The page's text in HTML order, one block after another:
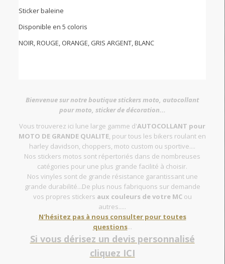
Sticker baleine
Disponible en 5 coloris
NOIR, ROUGE, ORANGE, GRIS ARGENT, BLANC
Bienvenue sur notre boutique stickers moto, autocollant
pour moto, sticker de décoration...
Vous trouverez ici lune large gamme d'AUTOCOLLANT pour
MOTO DE GRANDE QUALITE , pour tous les bikers roulant en
harley davidson, choppers, moto custom ou sportive....
Nos stickers motos sont répertoriés dans de nombreuses
catégories pour une plus grande facilité à choisir.
Nos vinyles sont de grande résistance garantissant une
grande durabilité...De plus nous fabriquons sur demande
vos propres stickers aux couleurs de votre MCou
autres.....
N'hésitez pas à nous consulter pour toutes
questions...
Si vous dérisez un devis personnalisé
cliquez ICI